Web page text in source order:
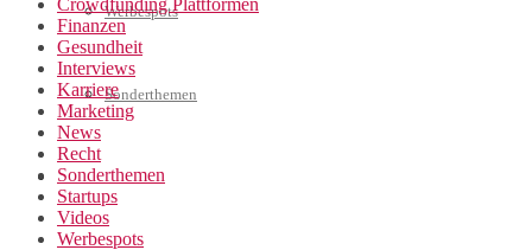
Werbespots
Sonderthemen
Geschäftskonto eröffnen
Crowdfunding Plattformen
Finanzen
Gesundheit
Interviews
Karriere
Marketing
News
Recht
Sonderthemen
Startups
Videos
Werbespots